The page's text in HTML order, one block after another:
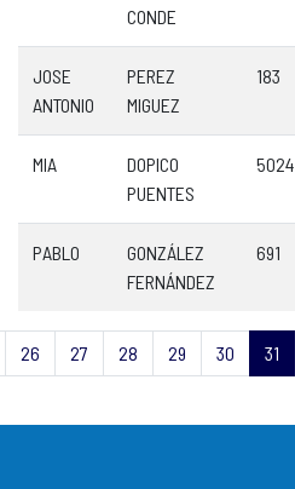
CONDE
JOSE
ANTONIO
PEREZ
MIGUEZ
183
MIA
DOPICO
PUENTES
5024
PABLO
GONZÁLEZ
FERNÁNDEZ
691
26 27 28 29 30 31